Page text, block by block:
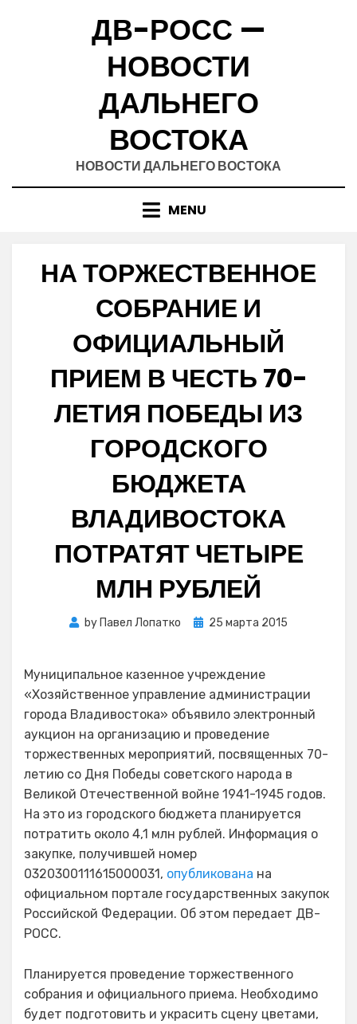
ДВ-РОСС —
НОВОСТИ
ДАЛЬНЕГО
ВОСТОКА
НОВОСТИ ДАЛЬНЕГО ВОСТОКА
MENU
НА ТОРЖЕСТВЕННОЕ
СОБРАНИЕ И
ОФИЦИАЛЬНЫЙ
ПРИЕМ В ЧЕСТЬ 70-
ЛЕТИЯ ПОБЕДЫ ИЗ
ГОРОДСКОГО
БЮДЖЕТА
ВЛАДИВОСТОКА
ПОТРАТЯТ ЧЕТЫРЕ
МЛН РУБЛЕЙ
by Павел Лопатко
Posted
25 марта 2015
Муниципальное казенное учреждение
«Хозяйственное управление администрации
города Владивостока» объявило электронный
аукцион на организацию и проведение
торжественных мероприятий, посвященных 70-
летию со Дня Победы советского народа в
Великой Отечественной войне 1941-1945 годов.
На это из городского бюджета планируется
потратить около 4,1 млн рублей. Информация о
закупке, получившей номер
0320300111615000031, опубликована на
официальном портале государственных закупок
Российской Федерации. Об этом передает ДВ-
РОСС.
Планируется проведение торжественного
собрания и официального приема. Необходимо
будет подготовить и украсить сцену цветами,